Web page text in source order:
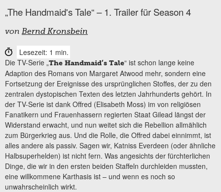
„The Handmaid's Tale“ – 1. Trailer für Season 4
von Bernd Kronsbein
Lesezeit: 1 min.
Die TV-Serie „The Handmaid’s Tale“ ist schon lange keine
Adaption des Romans von Margaret Atwood mehr, sondern eine
Fortsetzung der Ereignisse des ursprünglichen Stoffes, der zu den
zentralen dystopischen Texten des letzten Jahrhunderts gehört. In
der TV-Serie ist dank Offred (Elisabeth Moss) im von religiösen
Fanatikern und Frauenhassern regierten Staat Gilead längst der
Widerstand erwacht, und nun weitet sich die Rebellion allmählich
zum Bürgerkrieg aus. Und die Rolle, die Offred dabei einnimmt, ist
alles andere als passiv. Sagen wir, Katniss Everdeen (oder ähnliche
Halbsuperhelden) ist nicht fern. Was angesichts der fürchterlichen
Dinge, die wir in den ersten beiden Staffeln durchleiden mussten,
eine willkommene Karthasis ist – und wenn es noch so
unwahrscheinlich wirkt.